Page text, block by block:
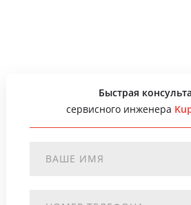
Быстрая
сервисного инженера